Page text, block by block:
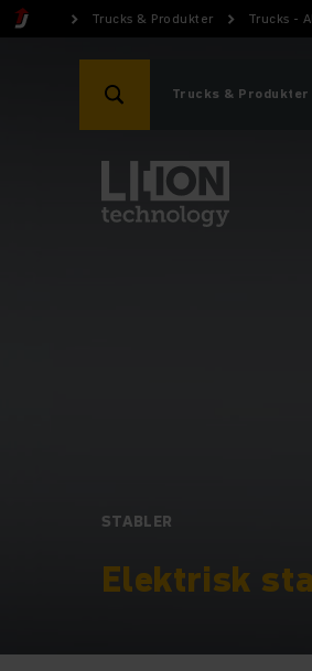
Trucks & Produkter Trucks -
Trucks & Produkter
STABLER
Elektrisk